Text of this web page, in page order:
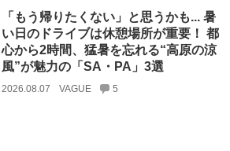
「もう帰りたくない」と思うかも... 暑
い日のドライブは休憩場所が重要！ 都
心から2時間、猛暑を忘れる“高原の涼
風”が魅力の「SA・PA」3選
2026.08.07 VAGUE 5